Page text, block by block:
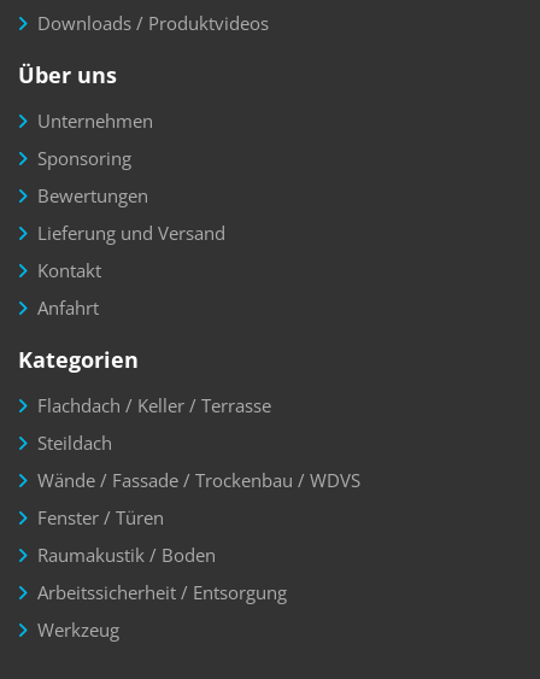
Downloads / Produktvideos
Über uns
Unternehmen
Sponsoring
Bewertungen
Lieferung und Versand
Kontakt
Anfahrt
Kategorien
Flachdach / Keller / Terrasse
Steildach
Wände / Fassade / Trockenbau / WDVS
Fenster / Türen
Raumakustik / Boden
Arbeitssicherheit / Entsorgung
Werkzeug